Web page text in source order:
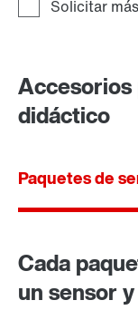
didáctico
Paquetes de
Cada
un sensor